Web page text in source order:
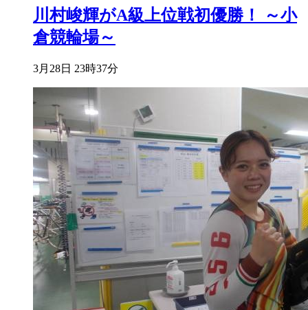
川村峻輝がA級上位戦初優勝！ ～小
倉競輪場～
3月28日 23時37分